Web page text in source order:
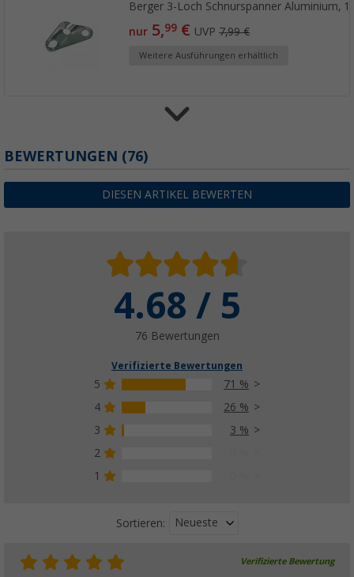
Berger 3-Loch Schnurspanner Aluminium,
nur 5,99 € UVP7,99 €
Weitere Ausführungen erhältlich
Seilspannhaken
nur5,99€6,99 €
weiche Böden, 6er-Pack
7,99€ UVP
Berger ExtremePeg Glow In The Dark
cm aus Stahl für gemischte Böden, 20-teilig
BEWERTUNGEN (76)
DIESEN ARTIKEL BEWERTEN
4.68 / 5
76 Bewertungen
Verifizierte Bewertungen
5
71 %
4
26 %
3
3 %
2
1
Sortieren: Neueste
Verifizierte Bewertung